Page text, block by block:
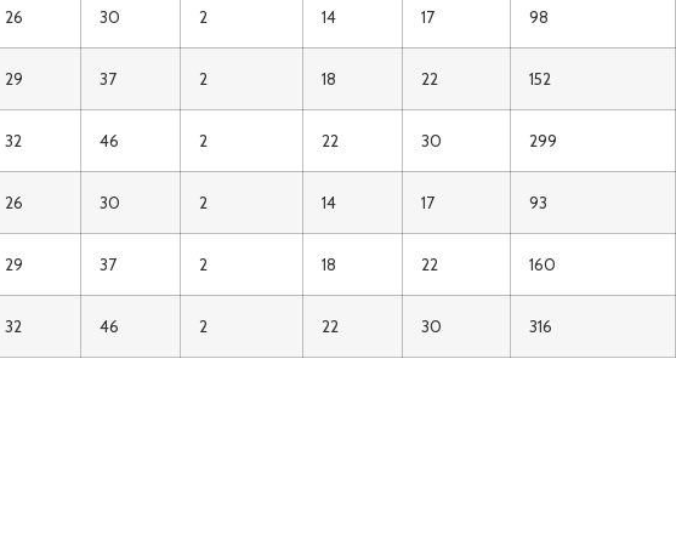
26 30 2 14 17 98
29 37 2 18 22 152
32 46 2 22 30 299
26 30 2 14 17 93
29 37 2 18 22 160
32 46 2 22 30 316